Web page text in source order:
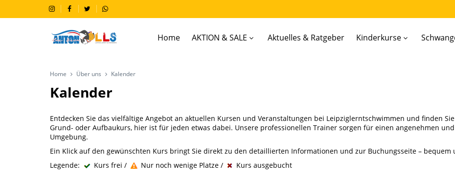
Home AKTION & SALE Aktuelles & Ratgeber Kinderkurse
Home Über uns Kalender
Kalender
Entdecken Sie das vielfältige Angebot an aktuellen Kursen und Veranstaltungen bei Leipziglerntschwimmen und finden
Grund- oder Aufbaukurs, hier ist für jeden etwas dabei. Unsere professionellen Trainer sorgen für einen angenehmen
Umgebung.
Ein Klick auf den gewünschten Kurs bringt Sie direkt zu den detaillierten Informationen und zur Buchungsseite –
Legende:
Kurs frei / Nur noch wenige Platze / Kurs ausgebucht